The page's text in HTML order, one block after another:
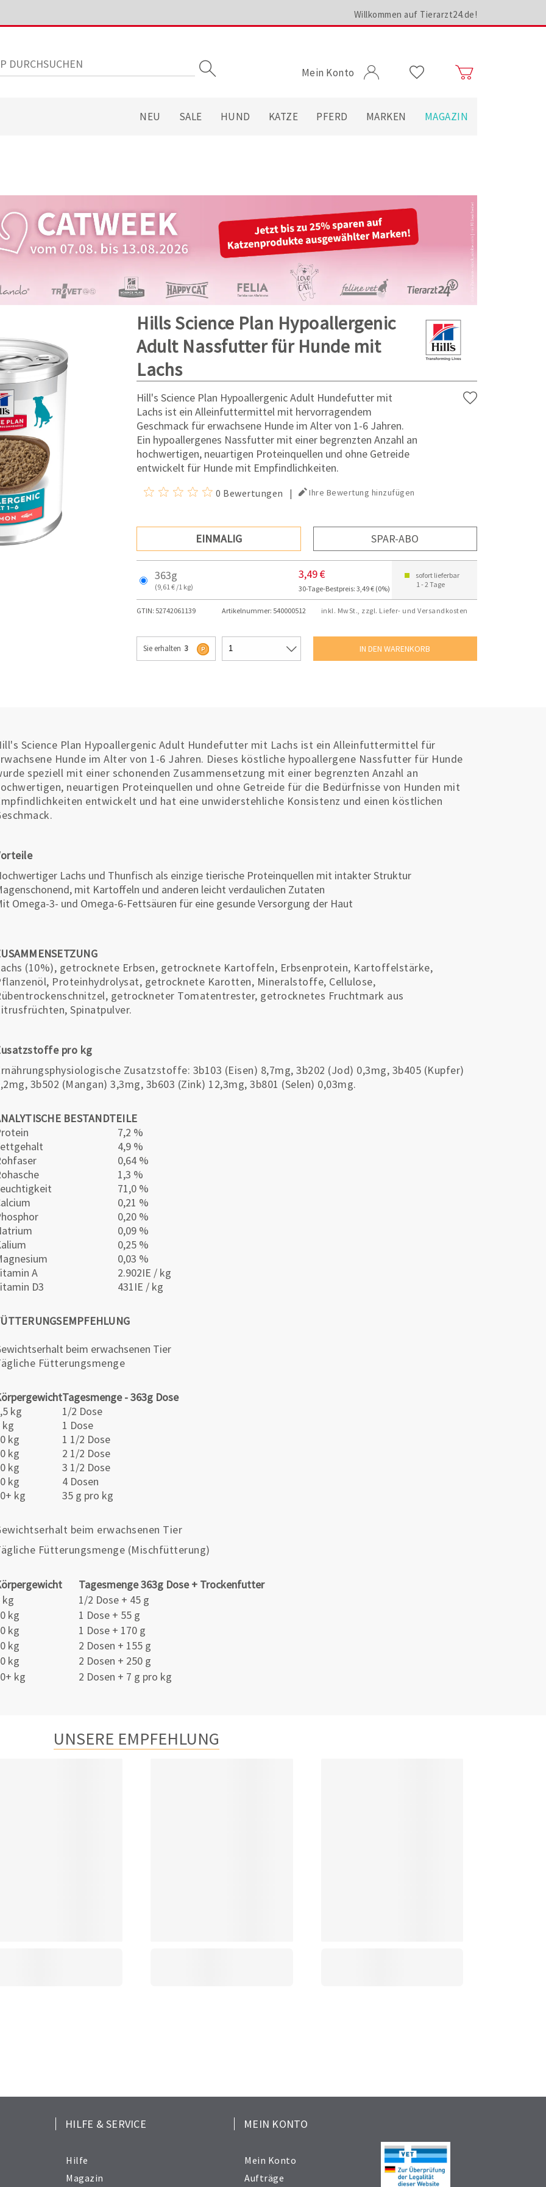
Willkommen auf Tierarzt24.de!
Mein Konto
NEU SALE HUND KATZE PFERD MARKEN MAGAZIN
Hills Science Plan Hypoallergenic
Adult Nassfutter für Hunde mit
Lachs
Hill's Science Plan Hypoallergenic Adult Hundefutter mit
Lachs ist ein Alleinfuttermittel mit hervorragendem
Geschmack für erwachsene Hunde im Alter von 1-6 Jahren.
Ein hypoallergenes Nassfutter mit einer begrenzten Anzahl an
hochwertigen, neuartigen Proteinquellen und ohne Getreide
entwickelt für Hunde mit Empfindlichkeiten.
0 Bewertungen | Ihre Bewertung hinzufügen
EINMALIG SPAR-ABO
363g
(9,61 € /1 kg)
3,49 €
30-Tage-Bestpreis: 3,49 € (0%)
sofort lieferbar
1 - 2 Tage
GTIN: 52742061139 Artikelnummer: 540000512 inkl. MwSt., zzgl. Liefer- und Versandkosten
Sie erhalten 3
Science Plan Hypoallergenic Adult Hundefutter mit Lachs ist ein Alleinfuttermittel für
Hunde im Alter von 1-6 Jahren. Dieses köstliche hypoallergene Nassfutter für Hunde
speziell mit einer schonenden Zusammensetzung mit einer begrenzten Anzahl an
neuartigen Proteinquellen und ohne Getreide für die Bedürfnisse von Hunden mit
entwickelt und hat eine unwiderstehliche Konsistenz und einen köstlichen
Lachs und Thunfisch als einzige tierische Proteinquellen mit intakter Struktur
mit Kartoffeln und anderen leicht verdaulichen Zutaten
Omega-3- und Omega-6-Fettsäuren für eine gesunde Versorgung der Haut
(10%), getrocknete Erbsen, getrocknete Kartoffeln, Erbsenprotein, Kartoffelstärke,
Proteinhydrolysat, getrocknete Karotten, Mineralstoffe, Cellulose,
getrockneter Tomatentrester, getrocknetes Fruchtmark aus
Spinatpulver.
pro kg
Zusatzstoffe: 3b103 (Eisen) 8,7mg, 3b202 (Jod) 0,3mg, 3b405 (Kupfer)
3b502 (Mangan) 3,3mg, 3b603 (Zink) 12,3mg, 3b801 (Selen) 0,03mg.
BESTANDTEILE
7,2 %
4,9 %
0,64 %
1,3 %
71,0 %
0,21 %
0,20 %
0,09 %
0,25 %
0,03 %
A
2.902IE / kg
D3
431IE / kg
beim erwachsenen Tier
Fütterungsmenge
Tagesmenge - 363g Dose
kg
1/2 Dose
kg
1 Dose
kg
1 1/2 Dose
kg
2 1/2 Dose
kg
3 1/2 Dose
kg
4 Dosen
kg
35 g pro kg
beim erwachsenen Tier
Fütterungsmenge (Mischfütterung)
Tagesmenge 363g Dose + Trockenfutter
kg
1/2 Dose + 45 g
kg
1 Dose + 55 g
kg
1 Dose + 170 g
kg
2 Dosen + 155 g
kg
2 Dosen + 250 g
kg
2 Dosen + 7 g pro kg
UNSERE EMPFEHLUNG
HILFE & SERVICE
Hilfe
Magazin
MEIN KONTO
Mein Konto
Aufträge